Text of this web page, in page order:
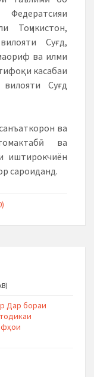
Федератсияи
Тоҷикистон,
Суғд,
ва илми
касабаи
Суғд
ва
ва
иштирокчиён
сароиданд.
Дар бораи